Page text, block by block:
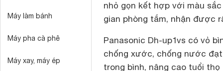
Máy làm bánh
Máy pha cà phê
Máy xay, máy ép
nhỏ gọn kết hợp với màu
gian phòng tắm, nhận được
Panasonic Dh-up1vs có vỏ
chống xước, chống nước đạt
trong bình, nâng cao tuổi